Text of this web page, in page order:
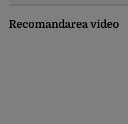
Recomandarea video